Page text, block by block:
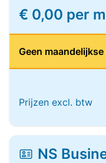
€ 0,00 per
Geen
Prijzen excl. btw
NS